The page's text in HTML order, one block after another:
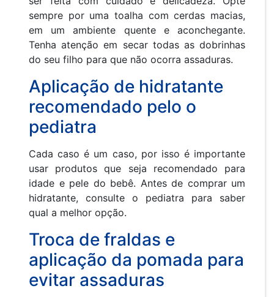
sempre por uma toalha com cerdas macias,
em um ambiente quente e aconchegante.
Tenha atenção em secar todas as dobrinhas
do seu filho para que não ocorra assaduras.
Aplicação de hidratante
recomendado pelo o
pediatra
Cada caso é um caso, por isso é importante
usar produtos que seja recomendado para
idade e pele do bebê. Antes de comprar um
hidratante, consulte o pediatra para saber
qual a melhor opção.
Troca de fraldas e
aplicação da pomada para
evitar assaduras